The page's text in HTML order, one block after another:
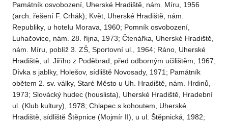
Památník osvobození, Uherské Hradiště, nám. Míru, 1956
(arch. řešení F. Crhák); Květ, Uherské Hradiště, nám.
Republiky, u hotelu Morava, 1960; Pomník osvobození,
Luhačovice, nám. 28. října, 1973; Čtenářka, Uherské Hradiště,
nám. Míru, poblíž 3. ZŠ, Sportovní ul., 1964; Ráno, Uherské
Hradiště, ul. Jiřího z Poděbrad, před odborným učilištěm, 1967;
Dívka s jablky, Holešov, sídliště Novosady, 1971; Památník
obětem 2. sv. války, Staré Město u Uh. Hradiště, nám. Hrdinů,
1973; Slovácký hudec (houslista), Uherské Hradiště, Hradební
ul. (Klub kultury), 1978; Chlapec s kohoutem, Uherské
Hradiště, sídliště Štěpnice (Mojmír II), u ul. Štěpnická, 1982;